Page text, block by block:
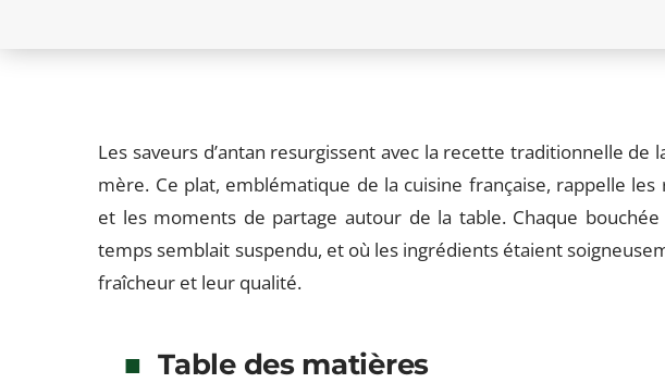
Les saveurs d’antan resurgissent avec la recette traditionnelle de
mère. Ce plat, emblématique de la cuisine française, rappelle
et les moments de partage autour de la table. Chaque
temps semblait suspendu, et où les ingrédients étaient
fraîcheur et leur qualité.
Table des matières